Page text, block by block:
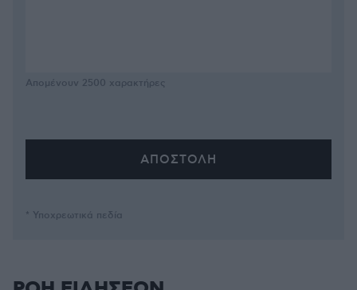
Απομένουν 2500 χαρακτήρες
* Υποχρεωτικά πεδία